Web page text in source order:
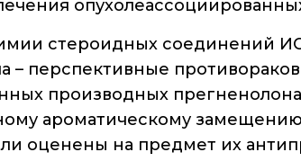
стероидных соединений
– перспективные
производных
ароматическому
оценены на предмет их